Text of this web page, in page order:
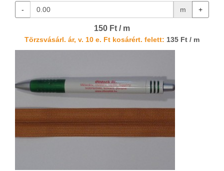
- m +
150 Ft / m
Törzsvásárl. ár, v. 10 e. Ft kosárért. felett: 135 Ft / m